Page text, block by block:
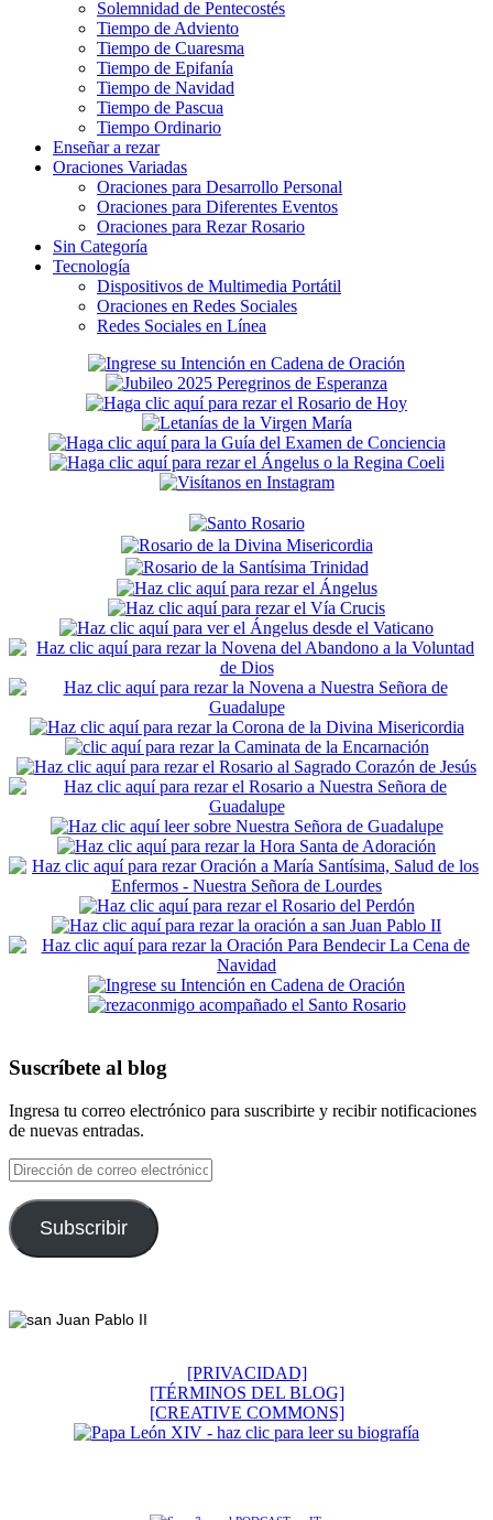
Solemnidad de Pentecostés
Tiempo de Adviento
Tiempo de Cuaresma
Tiempo de Epifanía
Tiempo de Navidad
Tiempo de Pascua
Tiempo Ordinario
Enseñar a rezar
Oraciones Variadas
Oraciones para Desarrollo Personal
Oraciones para Diferentes Eventos
Oraciones para Rezar Rosario
Sin Categoría
Tecnología
Dispositivos de Multimedia Portátil
Oraciones en Redes Sociales
Redes Sociales en Línea
Secondary
Sidebar
Suscríbete al blog
Ingresa tu correo electrónico para suscribirte y recibir notificaciones
de nuevas entradas.
Dirección
de
correo
electrónico
Subscribir
[PRIVACIDAD]
[TÉRMINOS DEL BLOG]
[CREATIVE COMMONS]